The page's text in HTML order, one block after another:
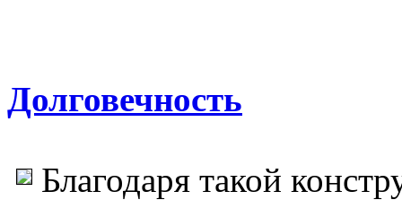
Долговечность
Благодаря такой